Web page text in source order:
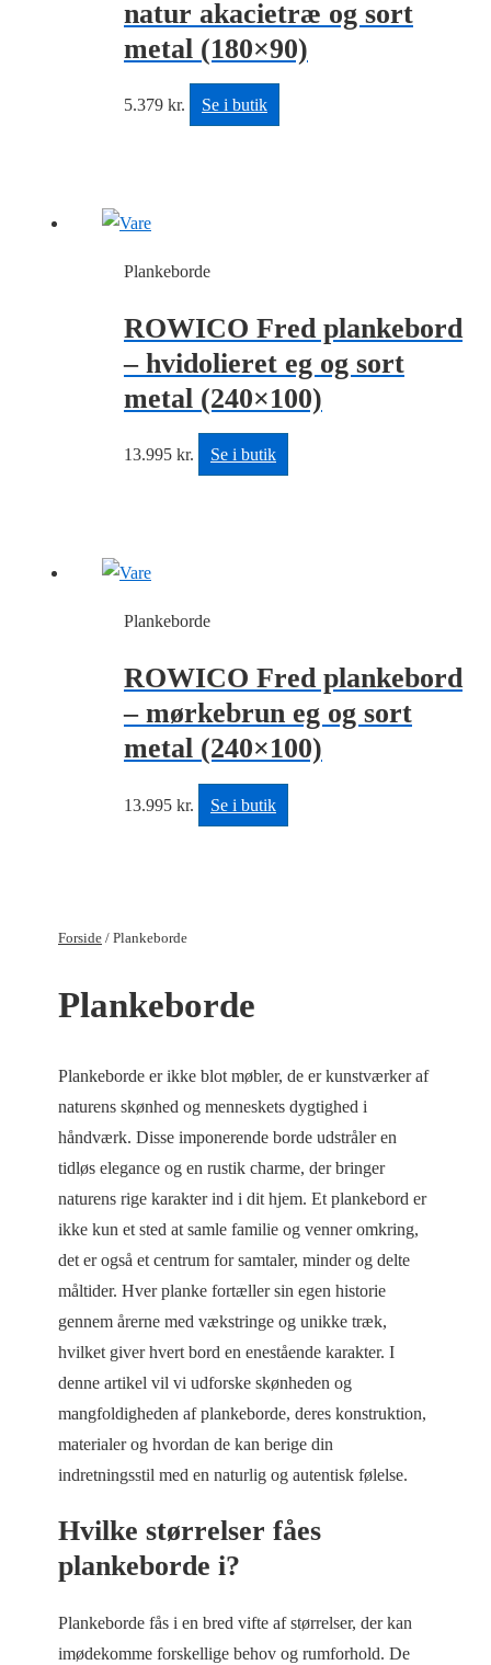
natur akacietræ og sort
metal (180×90)
5.379 kr. Se i butik
Plankeborde
ROWICO Fred plankebord
– hvidolieret eg og sort
metal (240×100)
13.995 kr. Se i butik
Plankeborde
ROWICO Fred plankebord
– mørkebrun eg og sort
metal (240×100)
13.995 kr. Se i butik
Forside / Plankeborde
Plankeborde
Plankeborde er ikke blot møbler, de er kunstværker af
naturens skønhed og menneskets dygtighed i
håndværk. Disse imponerende borde udstråler en
tidløs elegance og en rustik charme, der bringer
naturens rige karakter ind i dit hjem. Et plankebord er
ikke kun et sted at samle familie og venner omkring,
det er også et centrum for samtaler, minder og delte
måltider. Hver planke fortæller sin egen historie
gennem årerne med vækstringe og unikke træk,
hvilket giver hvert bord en enestående karakter. I
denne artikel vil vi udforske skønheden og
mangfoldigheden af plankeborde, deres konstruktion,
materialer og hvordan de kan berige din
indretningsstil med en naturlig og autentisk følelse.
Hvilke størrelser fåes
plankeborde i?
Plankeborde fås i en bred vifte af størrelser, der kan
imødekomme forskellige behov og rumforhold. De